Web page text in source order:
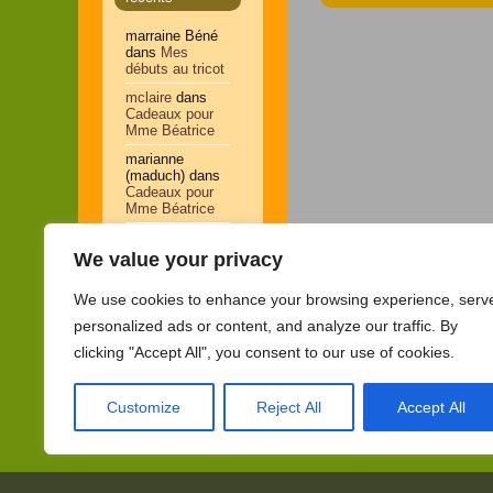
We value your privacy
We use cookies to enhance your browsing experience,
personalized ads or content, and analyze our traffic. By
clicking "Accept All", you consent to our use of cookies.
Customize Reject All Accept All
marraine Béné
dans Mes
débuts au tricot
mclairedans
Cadeaux pour
Mme Béatrice
marianne
(maduch)dans
Cadeaux pour
Mme Béatrice
Dessins de la
journée
AMIRAdans
journée